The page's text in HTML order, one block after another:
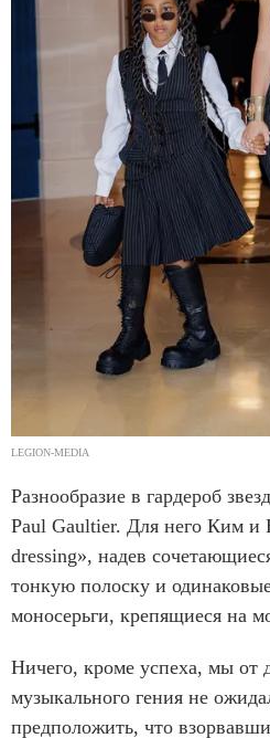
LEGION-MEDIA
Разнообразие в гардероб
Paul Gaultier. Для него Ким и
dressing», надев
тонкую полоску и
моносерьги, крепящиеся на
Ничего, кроме успеха, мы
музыкального гения не
предположить, что